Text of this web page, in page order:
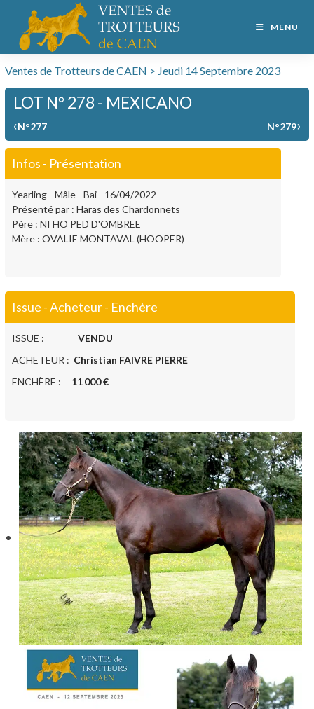
MENU
Ventes de Trotteurs de CAEN > Jeudi 14 Septembre 2023
LOT N° 278 - MEXICANO
‹N°277 N°279›
Infos - Présentation
Yearling - Mâle - Bai - 16/04/2022
Présenté par : Haras des Chardonnets
Père : NI HO PED D'OMBREE
Mère : OVALIE MONTAVAL (HOOPER)
Issue - Acheteur - Enchère
ISSUE : VENDU
ACHETEUR : Christian FAIVRE PIERRE
ENCHÈRE : 11 000 €